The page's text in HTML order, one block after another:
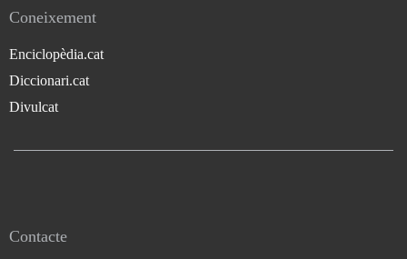
Coneixement
Enciclopèdia.cat
Diccionari.cat
Divulcat
Contacte